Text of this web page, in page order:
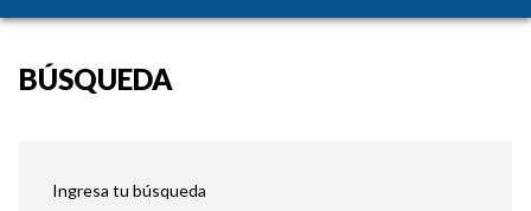
BÚSQUEDA
Ingresa tu búsqueda